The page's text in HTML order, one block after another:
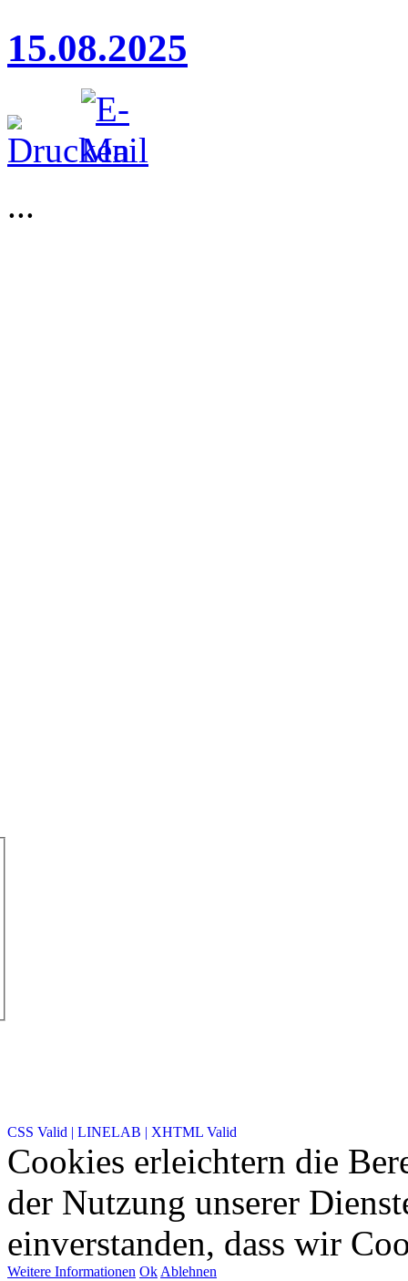
15.08.2025
...
CSS Valid | LINELAB | XHTML Valid
Cookies erleichtern die
der Nutzung unserer
einverstanden, dass wir
Weitere Informationen Ok Ablehnen